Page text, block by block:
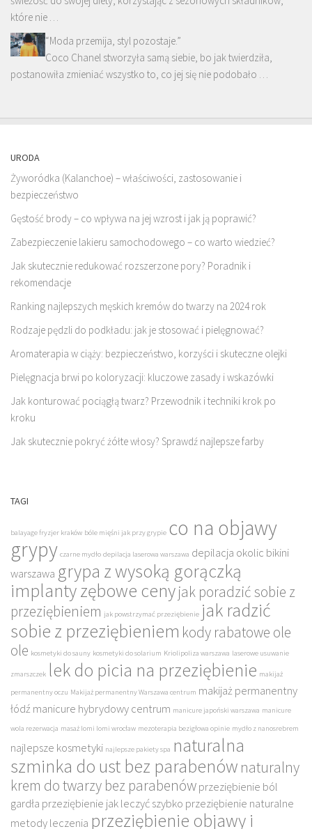
które nie …
“Moda przemija, styl pozostaje.”
Coco Chanel stworzyła samą siebie, bo jak twierdziła,
postanowiła zmieniać wszystko to, co jej się nie podobało …
URODA
Żyworódka (Kalanchoe) – właściwości, zastosowanie i
bezpieczeństwo
Gęstość brody – co wpływa na jej wzrost i jak ją poprawić?
Zabezpieczenie lakieru samochodowego – co warto wiedzieć?
Jak skutecznie redukować rozszerzone pory? Poradnik i
rekomendacje
Ranking najlepszych męskich kremów do twarzy na 2024 rok
Rodzaje pędzli do podkładu: jak je stosować i pielęgnować?
Aromaterapia w ciąży: bezpieczeństwo, korzyści i skuteczne olejki
Pielęgnacja brwi po koloryzacji: kluczowe zasady i wskazówki
Jak konturować pociągłą twarz? Przewodnik i techniki krok po
kroku
Jak skutecznie pokryć żółte włosy? Sprawdź najlepsze farby
TAGI
balayage fryzjer kraków bóle mięśni jak przy grypie co na objawy
grypy czarne mydło depilacja laserowa warszawa depilacja okolic bikini
warszawa grypa z wysoką gorączką
implanty zębowe cenyjak poradzić sobie z
przeziębieniem jak powstrzymać przeziębienie jak radzić
sobie z przeziębieniem kody rabatowe ole
ole kosmetyki do sauny kosmetyki do solarium Kriolipoliza warszawa laserowe usuwanie
zmarszczek lek do picia na przeziębienie makijaż
permanentny oczu Makijaż permanentny Warszawa centrum makijaż permanentny
łódź manicure hybrydowy centrum manicure japoński warszawa manicure
wola rezerwacja masaż lomi lomi wrocław mezoterapia bezigłowa opinie mydło z nanosrebrem
najlepsze kosmetyki najlepsze pakiety spa naturalna
szminka do ust bez parabenów naturalny
krem do twarzy bez parabenówprzeziębienie ból
gardła przeziębienie jak leczyć szybko przeziębienie naturalne
metody leczenia przeziębienie objawy i